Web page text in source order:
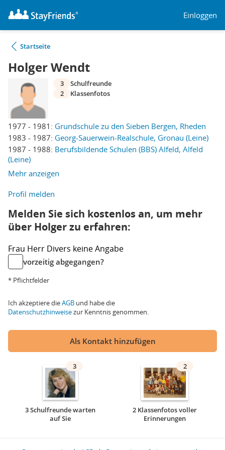
Einloggen
Startseite
Holger Wendt
1977 - 1981: Grundschule zu den Sieben Bergen, Rheden
1983 - 1987: Georg-Sauerwein-Realschule, Gronau (Leine)
1987 - 1988: Berufsbildende Schulen (BBS) Alfeld, Alfeld
(Leine)
Mehr anzeigen
3
Schulfreunde
2
Klassenfotos
Profil melden
Melden Sie sich kostenlos an, um mehr
über Holger zu erfahren:
Frau Herr Divers keine Angabe
vorzeitig abgegangen?
* Pflichtfelder
Ich akzeptiere dieAGB und habe die
Datenschutzhinweisezur Kenntnis genommen.
Als Kontakt hinzufügen
3
3 Schulfreunde warten
auf Sie
2
2 Klassenfotos voller
Erinnerungen